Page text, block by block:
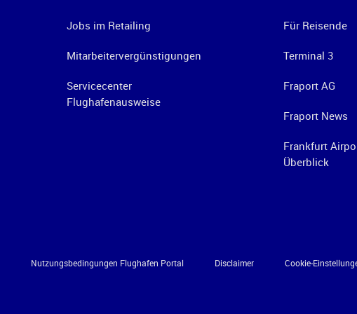
Jobs im Retailing
Mitarbeitervergünstigungen
Servicecenter
Flughafenausweise
Für Reisende
Terminal 3
Fraport AG
Fraport News
Frankfurt
Überblick
Nutzungsbedingungen Flughafen Portal Disclaimer Cookie-